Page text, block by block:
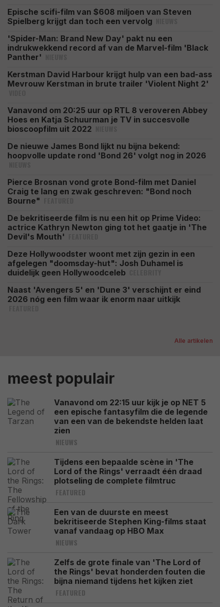
Epische scifi-film van $608 miljoen van Steven
Spielberg krijgt dan toch een vervolg
'Spider-Man: Brand New Day' pakt nu een
indrukwekkend record af van de Marvel-film 'Black
Panther'
Kerstman David Harbour krijgt hulp van een bad-ass
Mevrouw Kerstman in brute trailer 'Violent Night 2'
Vanavond om 20:25 uur op RTL 8 veroveren Abbey
Hoes en Katja Schuurman je TV in succesvolle
bioscoopfilm uit 2022
De nieuwe James Bond lijkt nu bijna bekend:
hoopvolle update rond 'Bond 26' volgt nog in 2026
Pierce Brosnan vond grote Bond-film met Daniel
Craig te lang en zwak geschreven: "Bond noch
Bourne"
De bekritiseerde film is nu een hit op Prime Video:
actrice Kathryn Newton ging tot het gaatje in 'The
Devil's Mouth'
Deze Hollywoodster woont met zijn gezin in een
afgelegen "doomsday-hut": Josh Duhamel is
duidelijk geen Hollywoodceleb
Naast 'Avengers 5' en 'Dune 3' verschijnt er eind
2026 nóg een film waar ik enorm naar uitkijk
Alle artikelen
meest populair
Vanavond om 22:15 uur kijk je op NET 5
een epische fantasyfilm die de legende
van een van de bekendste helden laat
zien
NIEUWS
Tijdens een bepaalde scène in 'The
Lord of the Rings' verraadt één draad
plotseling de complete filmtruc
FEATURED
Een van de duurste en meest
bekritiseerde Stephen King-films staat
vanaf vandaag op HBO Max
NIEUWS
Zelfs de grote finale van 'The Lord of
the Rings' bevat honderden fouten die
bijna niemand tijdens het kijken ziet
FEATURED